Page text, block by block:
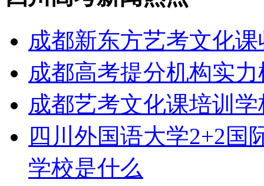
成都新东方艺考文化
成都高考提分机构实
成都艺考文化课培训
四川外国语大学2+2国
学校是什么